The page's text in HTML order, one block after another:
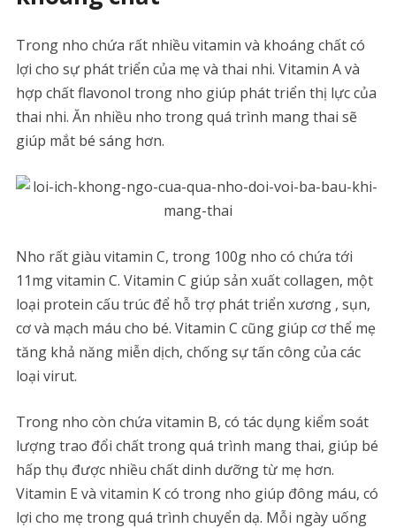
Trong nho chứa rất nhiều vitamin và khoáng chất có
lợi cho sự phát triển của mẹ và thai nhi. Vitamin A và
hợp chất flavonol trong nho giúp phát triển thị lực của
thai nhi. Ăn nhiều nho trong quá trình mang thai sẽ
giúp mắt bé sáng hơn.
Nho rất giàu vitamin C, trong 100g nho có chứa tới
11mg vitamin C. Vitamin C giúp sản xuất collagen, một
loại protein cấu trúc để hỗ trợ phát triển xương , sụn,
cơ và mạch máu cho bé. Vitamin C cũng giúp cơ thể mẹ
tăng khả năng miễn dịch, chống sự tấn công của các
loại virut.
Trong nho còn chứa vitamin B, có tác dụng kiểm soát
lượng trao đổi chất trong quá trình mang thai, giúp bé
hấp thụ được nhiều chất dinh dưỡng từ mẹ hơn.
Vitamin E và vitamin K có trong nho giúp đông máu, có
lợi cho mẹ trong quá trình chuyển dạ. Mỗi ngày uống